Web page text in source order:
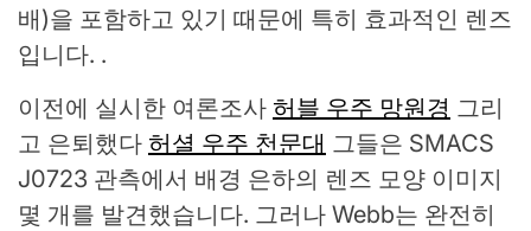
배)을 포함하고 있기 때문에 특히 효과적인 렌즈
입니다. .
이전에 실시한 여론조사 허블 우주 망원경 그리
고 은퇴했다 허셜 우주 천문대 그들은 SMACS
J0723 관측에서 배경 은하의 렌즈 모양 이미지
몇 개를 발견했습니다. 그러나 Webb는 완전히